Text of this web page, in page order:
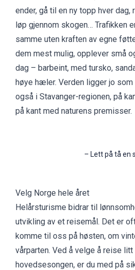
ender, gå til en ny topp hver dag,
løp gjennom skogen… Trafikken
samme uten kraften av egne
dem mest mulig, opplever små
dag – barbeint, med tursko,
høye hæler. Verden ligger jo
også i Stavanger-regionen, på
på kant med naturens premisser.
– Lett på tå en
Velg Norge hele året
Helårsturisme bidrar til
utvikling av et reisemål. Det er
komme til oss på høsten, om
vårparten. Ved å velge å reise litt
hovedsesongen, er du med på